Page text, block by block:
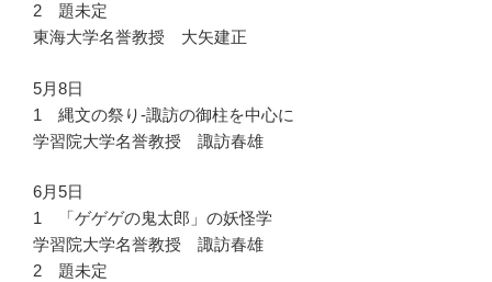
2 題未定
東海大学名誉教授 大矢建正
5月8日
1 縄文の祭り-諏訪の御柱を中心に
学習院大学名誉教授 諏訪春雄
6月5日
1 「ゲゲゲの鬼太郎」の妖怪学
学習院大学名誉教授 諏訪春雄
2 題未定